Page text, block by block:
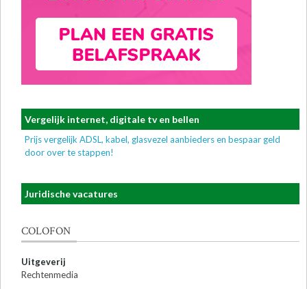
Vergelijk internet, digitale tv en bellen
Prijs vergelijk ADSL, kabel, glasvezel aanbieders en bespaar geld
door over te stappen!
Juridische vacatures
COLOFON
Uitgeverij
Rechtenmedia